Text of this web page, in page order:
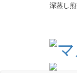
深蒸し